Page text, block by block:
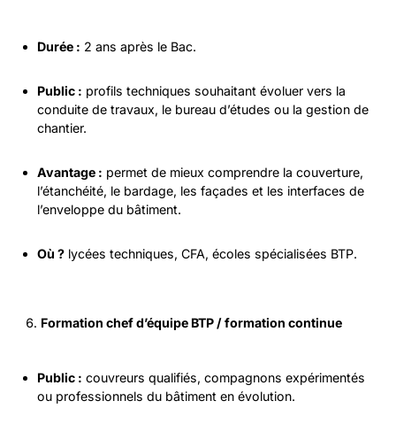
Durée : 2 ans après le Bac.
Public : profils techniques souhaitant évoluer vers la
conduite de travaux, le bureau d’études ou la gestion de
chantier.
Avantage : permet de mieux comprendre la couverture,
l’étanchéité, le bardage, les façades et les interfaces de
l’enveloppe du bâtiment.
Où ? lycées techniques, CFA, écoles spécialisées BTP.
Formation chef d’équipe BTP / formation continue
Public : couvreurs qualifiés, compagnons expérimentés
ou professionnels du bâtiment en évolution.